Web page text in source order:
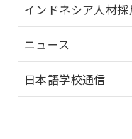
インドネシア人材
ニュース
日本語学校通信